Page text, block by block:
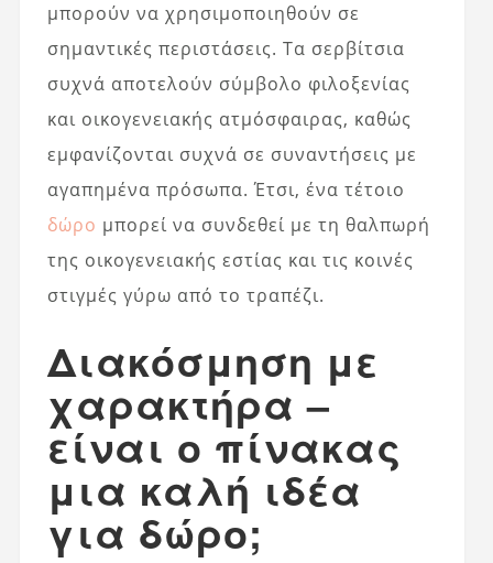
μπορούν να χρησιμοποιηθούν σε
σημαντικές περιστάσεις. Τα σερβίτσια
συχνά αποτελούν σύμβολο φιλοξενίας
και οικογενειακής ατμόσφαιρας, καθώς
εμφανίζονται συχνά σε συναντήσεις με
αγαπημένα πρόσωπα. Έτσι, ένα τέτοιο
δώρο μπορεί να συνδεθεί με τη θαλπωρή
της οικογενειακής εστίας και τις κοινές
στιγμές γύρω από το τραπέζι.
Διακόσμηση με
χαρακτήρα –
είναι ο πίνακας
μια καλή ιδέα
για δώρο;